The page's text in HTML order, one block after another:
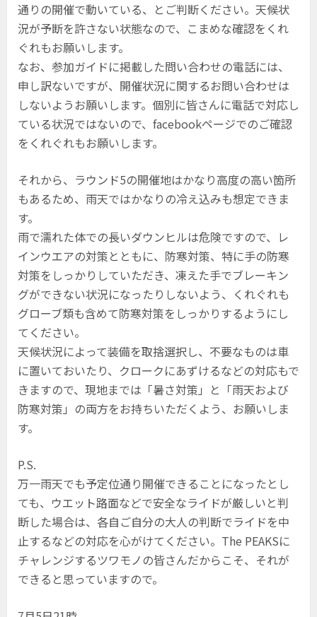
通りの開催で動いている、とご判断ください。天候状
況が予断を許さない状態なので、こまめな確認をくれ
ぐれもお願いします。
なお、参加ガイドに掲載した問い合わせの電話には、
申し訳ないですが、開催状況に関するお問い合わせは
しないようお願いします。個別に皆さんに電話で対応し
ている状況ではないので、facebookページでのご確認
をくれぐれもお願いします。
それから、ラウンド5の開催地はかなり高度の高い箇所
もあるため、雨天ではかなりの冷え込みも想定できま
す。
雨で濡れた体での長いダウンヒルは危険ですので、レ
インウエアの対策とともに、防寒対策、特に手の防寒
対策をしっかりしていただき、凍えた手でブレーキン
グができない状況になったりしないよう、くれぐれも
グローブ類も含めて防寒対策をしっかりするようにし
てください。
天候状況によって装備を取捨選択し、不要なものは車
に置いておいたり、クロークにあずけるなどの対応もで
きますので、現地までは「暑さ対策」と「雨天および
防寒対策」の両方をお持ちいただくよう、お願いしま
す。
P.S.
万一雨天でも予定位通り開催できることになったとし
ても、ウエット路面などで安全なライドが厳しいと判
断した場合は、各自ご自分の大人の判断でライドを中
止するなどの対応を心がけてください。The PEAKSに
チャレンジするツワモノの皆さんだからこそ、それが
できると思っていますので。